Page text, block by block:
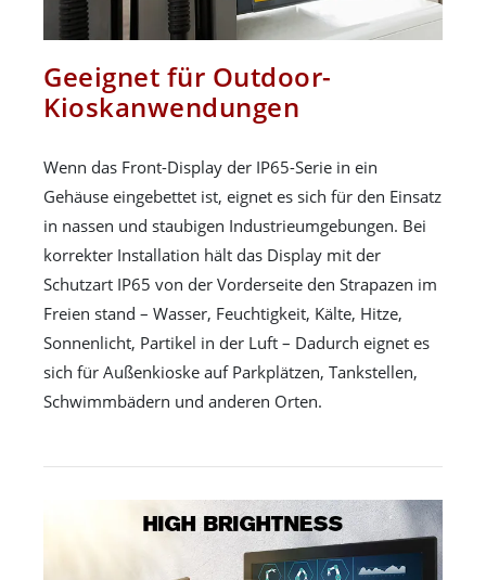
Geeignet für Outdoor-
Kioskanwendungen
Wenn das Front-Display der IP65-Serie in ein
Gehäuse eingebettet ist, eignet es sich für den Einsatz
in nassen und staubigen Industrieumgebungen. Bei
korrekter Installation hält das Display mit der
Schutzart IP65 von der Vorderseite den Strapazen im
Freien stand – Wasser, Feuchtigkeit, Kälte, Hitze,
Sonnenlicht, Partikel in der Luft – Dadurch eignet es
sich für Außenkioske auf Parkplätzen, Tankstellen,
Schwimmbädern und anderen Orten.